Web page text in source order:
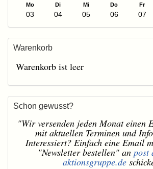
Mo Di Mi Do Fr
03 04 05 06 07
Warenkorb
Warenkorb ist leer
Schon gewusst?
"Wir versenden jeden Monat einen
mit aktuellen Terminen und
Interessiert? Einfach eine Email
"Newsletter bestellen" an post
aktionsgruppe.de